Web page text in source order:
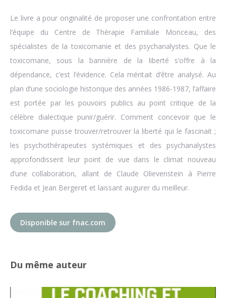
Le livre a pour originalité de proposer une confrontation entre
l’équipe du Centre de Thérapie Familiale Monceau, des
spécialistes de la toxicomanie et des psychanalystes. Que le
toxicomane, sous la bannière de la liberté s’offre à la
dépendance, c’est l’évidence. Cela méritait d’être analysé. Au
plan d’une sociologie historique des années 1986-1987, l’affaire
est portée par les pouvoirs publics au point critique de la
célèbre dialectique punir/guérir. Comment concevoir que le
toxicomane puisse trouver/retrouver la liberté qui le fascinait ;
les psychothérapeutes systémiques et des psychanalystes
approfondissent leur point de vue dans le climat nouveau
d’une collaboration, allant de Claude Olievenstein à Pierre
Fedida et Jean Bergeret et laissant augurer du meilleur.
Disponible sur fnac.com
Du même auteur